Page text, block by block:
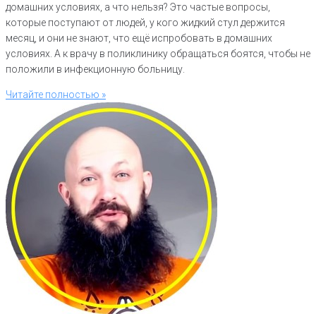
домашних условиях, а что нельзя? Это частые вопросы,
которые поступают от людей, у кого жидкий стул держится
месяц, и они не знают, что ещё испробовать в домашних
условиях. А к врачу в поликлинику обращаться боятся, чтобы не
положили в инфекционную больницу.
Читайте полностью »